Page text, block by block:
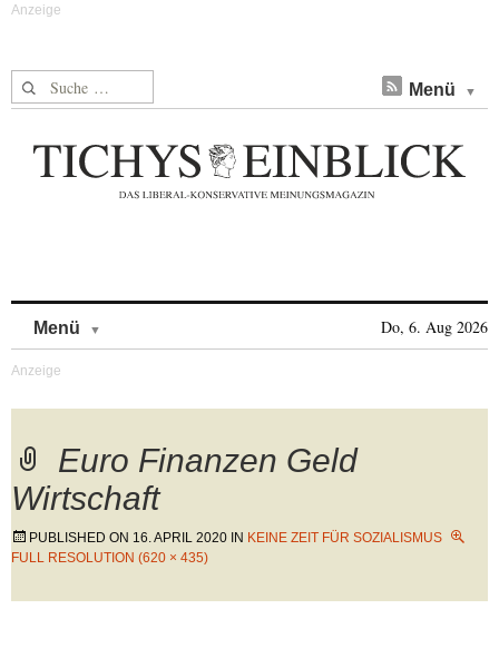
Suche nach: Menü
Menü Do, 6. Aug 2026
Euro Finanzen Geld
Wirtschaft
PUBLISHED ON 16. APRIL 2020 IN KEINE ZEIT FÜR SOZIALISMUS
FULL RESOLUTION (620 × 435)